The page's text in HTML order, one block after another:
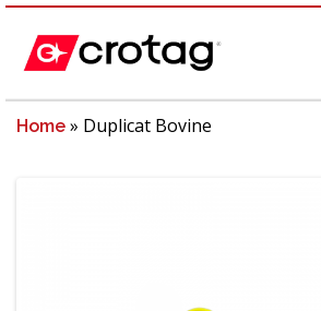
Home » Duplicat Bovine